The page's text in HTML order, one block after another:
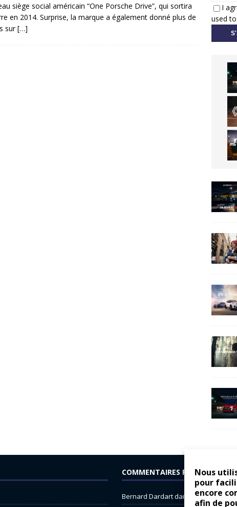
Nous
pour
encore
afin de
siège social américain “One Porsche Drive”, qui sortira
en 2014. Surprise, la marque a également donné plus de
sur[…]
I
used
COMMENTAIRES RÉCENTS
Bernard Dardartdans Dacia